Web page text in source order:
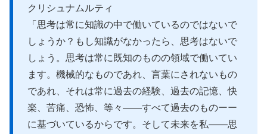
クリシュナムルティ
「思考は常に知識の中で働いているのではないで
しょうか？もし知識がなかったら、思考はないで
しょう。思考は常に既知のものの領域で働いてい
ます。機械的なものであれ、言葉にされないもの
であれ、それは常に過去の経験、過去の記憶、快
楽、苦痛、恐怖、等々――すべて過去のものーー
に基づいているからです。そして未来を私――思